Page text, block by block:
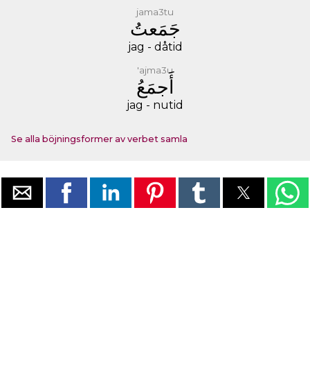
jama3tu
ﺟَﻤَﻌﺖُ
jag - dåtid
'ajma3u
ﺃَﺟﻤَﻊُ
jag - nutid
Se alla böjningsformer av verbet samla